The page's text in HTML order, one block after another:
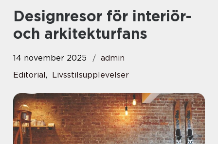
Designresor för interiör-
och arkitekturfans
14 november 2025
admin
Editorial, Livsstilsupplevelser